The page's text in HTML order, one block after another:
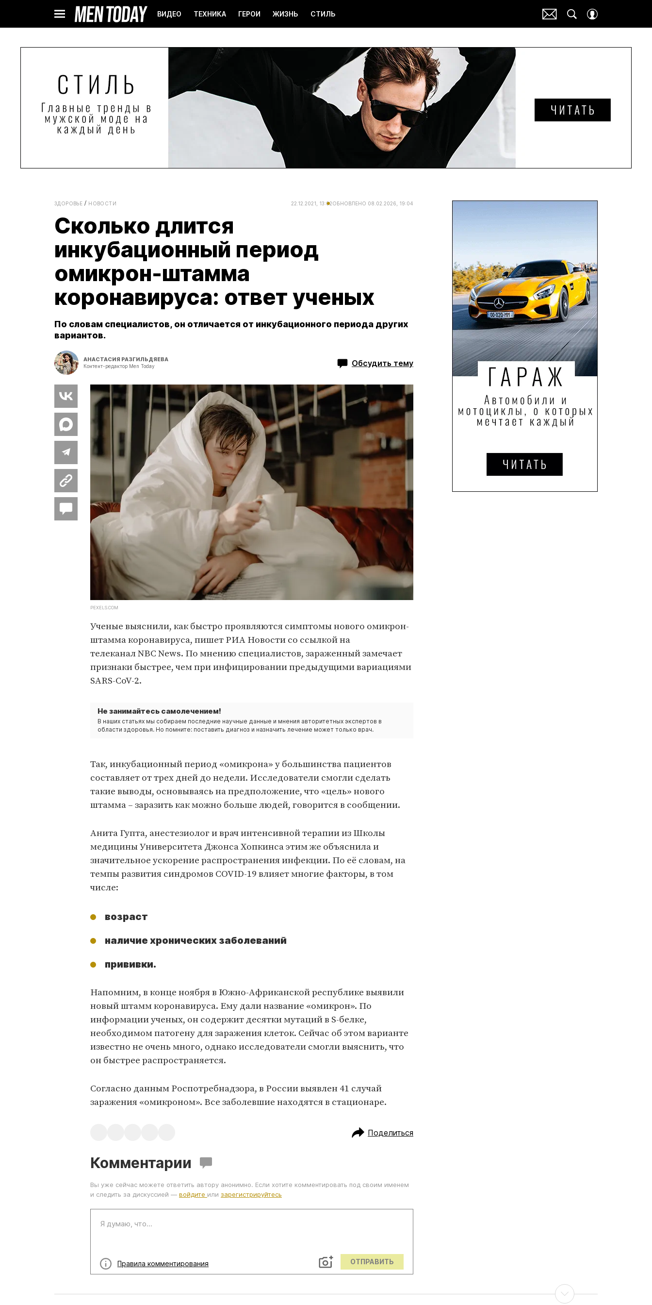
ВИДЕО ТЕХНИКА ГЕРОИ ЖИЗНЬ СТИЛЬ
ЗДОРОВЬЕ НОВОСТИ 22.12.2021, 13:02ОБНОВЛЕНО 08.02.2026, 19:04
Сколько длится
инкубационный период
омикрон-штамма
коронавируса: ответ ученых
По словам специалистов, он отличается от инкубационного периода других
вариантов.
АНАСТАСИЯ РАЗГИЛЬДЯЕВА
Контент-редактор Men Today Обсудить тему
PEXELS.COM
Ученые выяснили, как быстро проявляются симптомы нового омикрон-
штамма коронавируса, пишет РИА Новости со ссылкой на
телеканал NBC News. По мнению специалистов, зараженный замечает
признаки быстрее, чем при инфицировании предыдущими вариациями
SARS-CoV-2.
Не занимайтесь самолечением!
В наших статьях мы собираем последние научные данные и мнения авторитетных экспертов в
области здоровья. Но помните: поставить диагноз и назначить лечение может только врач.
Так, инкубационный период «омикрона» у большинства пациентов
составляет от трех дней до недели. Исследователи смогли сделать
такие выводы, основываясь на предположение, что «цель» нового
штамма – заразить как можно больше людей, говорится в сообщении.
Анита Гупта, анестезиолог и врач интенсивной терапии из Школы
медицины Университета Джонса Хопкинса этим же объяснила и
значительное ускорение распространения инфекции. По её словам, на
темпы развития синдромов COVID-19 влияет многие факторы, в том
числе:
возраст
наличие хронических заболеваний
прививки.
Напомним, в конце ноября в Южно-Африканской республике выявили
новый штамм коронавируса. Ему дали название «омикрон». По
информации ученых, он содержит десятки мутаций в S-белке,
необходимом патогену для заражения клеток. Сейчас об этом варианте
известно не очень много, однако исследователи смогли выяснить, что
он быстрее распространяется.
Согласно данным Роспотребнадзора, в России выявлен 41 случай
заражения «омикроном». Все заболевшие находятся в стационаре.
Поделиться
Комментарии
Вы уже сейчас можете ответить автору анонимно. Если хотите комментировать под своим именем
и следить за дискуссией — войдите или зарегистрируйтесь
Правила комментирования ОТПРАВИТЬ